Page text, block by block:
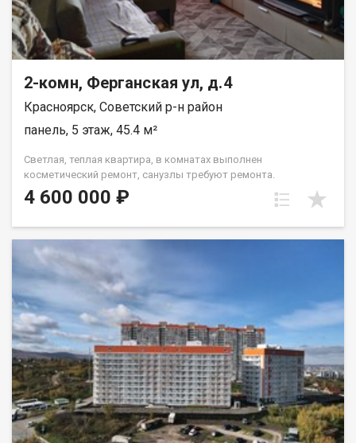
2-комн, Ферганская ул, д.4
Красноярск, Советский р-н район
панель, 5 этаж, 45.4 м²
Светлая, теплая квартира, в комнатах выполнен
косметический ремонт, санузлы требуют ремонта.
Установлены окна ПВХ, балкон остеклен ( дерево). Проход на
этаж закрывается. Дом газифицирован! Район с развитой
культуры и спорта Металлургов, магазины, торговый
комплекс Роща, парк "Гвардейский", набережная "Зеленый
берег". Без проблем можно уехать в любую точку города.
Документы полностью готовы к продаже, долгов и
обременений на квартире нет! Торг возможен! Чистая
продажа.
4 600 000 ₽